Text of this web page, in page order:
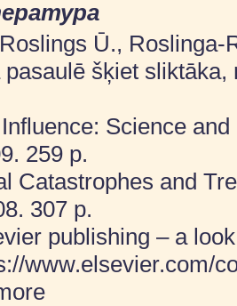
Ū.,
šķiet
Science
259 p.
Catastrophes and
307 p.
publishing – a
www.elsevier.com/